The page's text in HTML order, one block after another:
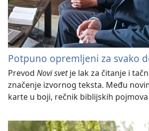
Potpuno opremljeni za svako
Prevod Novi svetje lak za čitanje i
značenje izvornog teksta. Među
karte u boji, rečnik biblijskih